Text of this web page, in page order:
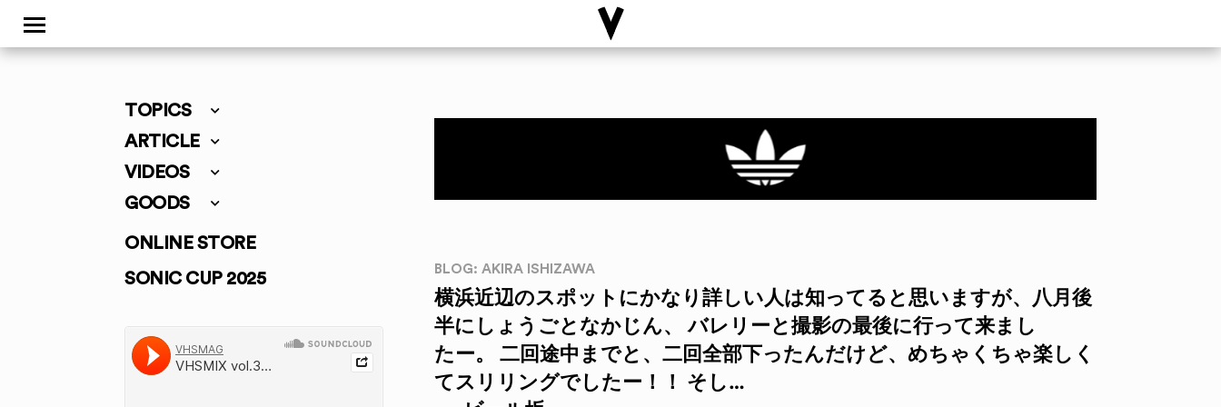
TOPICS
ARTICLE
VIDEOS
GOODS
ONLINE STORE
SONIC CUP 2025
BLOG: AKIRA ISHIZAWA
横浜近辺のスポットにかなり詳しい人は知ってると思いますが、八月後
半にしょうごとなかじん、 バレリーと撮影の最後に行って来まし
たー。 二回途中までと、二回全部下ったんだけど、めちゃくちゃ楽しく
てスリリングでしたー！！ そし…